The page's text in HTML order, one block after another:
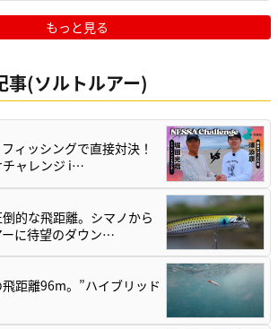
もっと見る
事(ソルトルアー)
ィッシングで直接対決！
チャレンジ i…
的な飛距離。シマノから
に待望のダウン…
飛距離96m。”ハイブリッド